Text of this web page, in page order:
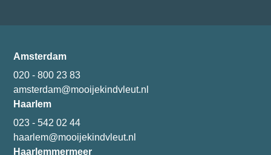
Amsterdam
020 - 800 23 83
amsterdam@mooijekindvleut.nl
Haarlem
023 - 542 02 44
haarlem@mooijekindvleut.nl
Haarlemmermeer